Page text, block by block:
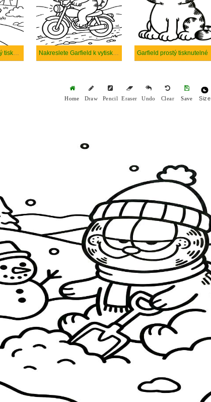
Garfield zdarma prostý tisknutelné Nakreslete Garfield k vytisknutí zdarma Garfield prostý tisknutelné
Home Draw Pencil Eraser Undo Clear Save Size